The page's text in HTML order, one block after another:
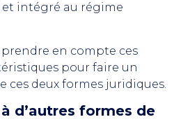
intégré au régime
prendre en compte ces
pour faire un
ces deux formes juridiques.
d’autres formes de